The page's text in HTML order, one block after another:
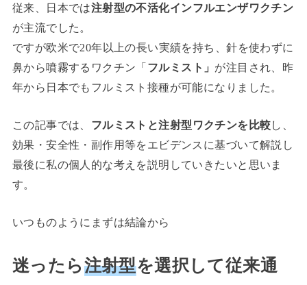
従来、日本では注射型の不活化インフルエンザワクチン
が主流でした。
ですが欧米で20年以上の長い実績を持ち、針を使わずに
鼻から噴霧するワクチン「フルミスト」 が注目され、昨
年から日本でもフルミスト接種が可能になりました。
この記事では、 フルミストと注射型ワクチンを比較し、
効果・安全性・副作用等をエビデンスに基づいて解説し
最後に私の個人的な考えを説明していきたいと思いま
す。
いつものようにまずは結論から
迷ったら注射型を選択して従来通